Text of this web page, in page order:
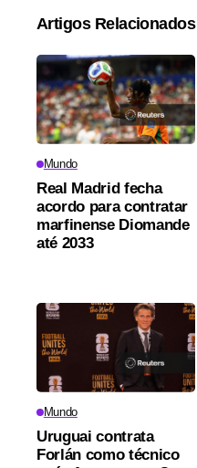
Artigos Relacionados
Mundo
Real Madrid fecha
acordo para contratar
marfinense Diomande
até 2033
Mundo
Uruguai contrata
Forlán como técnico